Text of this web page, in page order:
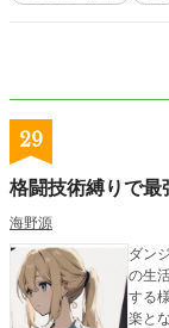
29
格闘技術縛りで最
海野源
ダン
の生
する
楽と